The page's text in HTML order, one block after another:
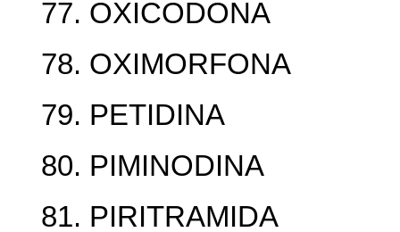
77. OXICODONA
78. OXIMORFONA
79. PETIDINA
80. PIMINODINA
81. PIRITRAMIDA